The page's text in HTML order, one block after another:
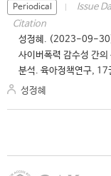
Periodical Issue
Citation
성정혜. (2023-09-30).
사이버폭력 감수성 간
분석. 육아정책연구,
성정혜